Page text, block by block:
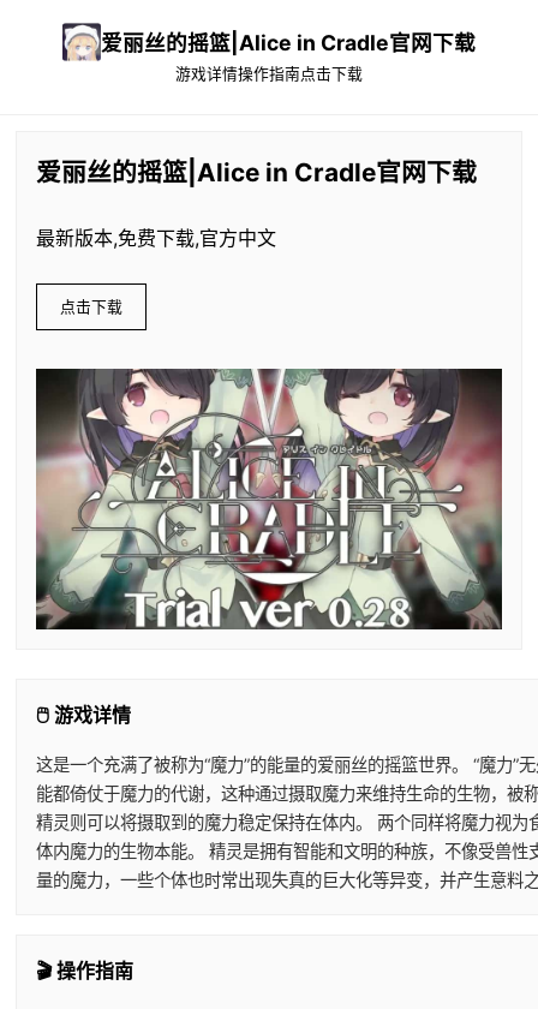
爱丽丝的摇篮|Alice in Cradle官网下载
游戏详情操作指南点击下载
爱丽丝的摇篮|Alice in Cradle官网下载
最新版本,免费下载,官方中文
点击下载
🖱️ 游戏详情
这是一个充满了被称为“魔力”的能量的爱丽丝的摇篮世界。 “魔力
能都倚仗于魔力的代谢，这种通过摄取魔力来维持生命的生物，被
精灵则可以将摄取到的魔力稳定保持在体内。 两个同样将魔力视
体内魔力的生物本能。 精灵是拥有智能和文明的种族，不像受兽
量的魔力，一些个体也时常出现失真的巨大化等异变，并产生意
🎬 操作指南